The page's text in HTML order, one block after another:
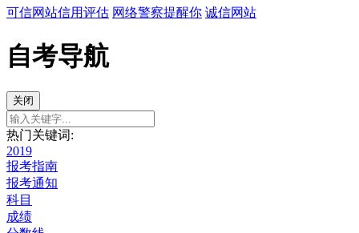
可信网站信用评估 网络警察提醒你 诚信网站
自考导航
关闭
热门关键词:
2019
报考指南
报考通知
科目
成绩